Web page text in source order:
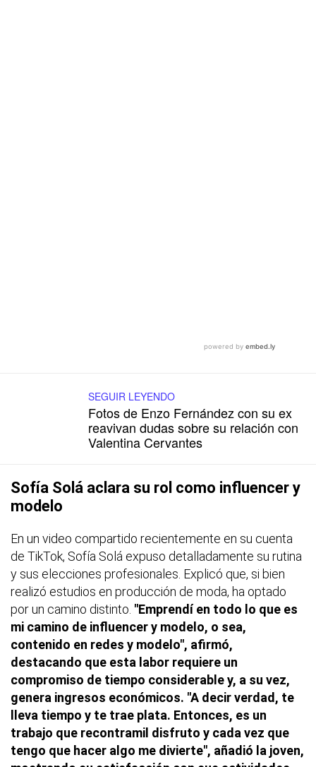
SEGUIR LEYENDO
Fotos de Enzo Fernández con su ex
reavivan dudas sobre su relación con
Valentina Cervantes
Sofía Solá aclara su rol como influencer y
modelo
En un video compartido recientemente en su cuenta
de TikTok, Sofía Solá expuso detalladamente su rutina
y sus elecciones profesionales. Explicó que, si bien
realizó estudios en producción de moda, ha optado
por un camino distinto. "Emprendí en todo lo que es
mi camino de influencer y modelo, o sea,
contenido en redes y modelo", afirmó,
destacando que esta labor requiere un
compromiso de tiempo considerable y, a su vez,
genera ingresos económicos. "A decir verdad, te
lleva tiempo y te trae plata. Entonces, es un
trabajo que recontramil disfruto y cada vez que
tengo que hacer algo me divierte", añadió la joven,